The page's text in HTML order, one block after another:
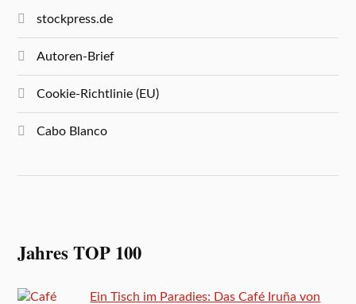
stockpress.de
Autoren-Brief
Cookie-Richtlinie (EU)
Cabo Blanco
Jahres TOP 100
Ein Tisch im Paradies: Das Café Iruña von